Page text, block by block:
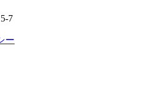
7
ー